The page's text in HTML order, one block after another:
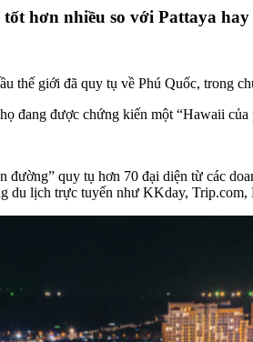
hơn nhiều so với Pattaya
thế giới đã quy tụ về Phú Quốc, trong
đang được chứng kiến một “Hawaii
đường” quy tụ hơn 70 đại diện từ các
du lịch trực tuyến như KKday,